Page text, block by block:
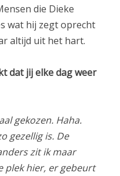
die Dieke
wat hij zegt oprecht
altijd uit het hart.
dat jij elke dag weer
gekozen. Haha.
gezellig is. De
zit ik maar
plek hier, er gebeurt